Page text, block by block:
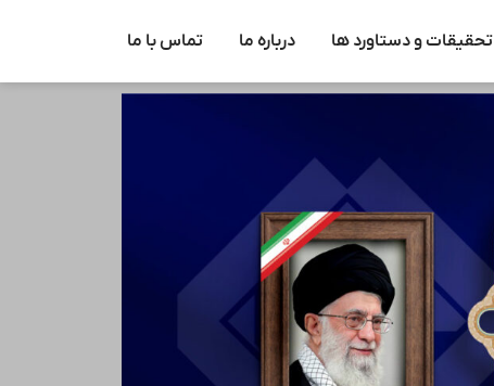
تحقیقات و دستاورد ها درباره ما تماس با ما